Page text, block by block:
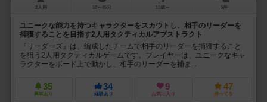
2人用 10～45分 10歳～ 6件
ユニークな能力を持つキャラクターをスカウトし、相手のリーダーを
捕獲することを目指す2人用タクティカルアブストラクト
『リーダーズ』は、編成したチームで相手のリーダーを捕獲すること
を狙う2人用タクティカルゲームです。プレイヤーは、ユニークなキャ
ラクターをボード上で動かし、相手のリーダーを捕ま...
35
興味あり
34
経験あり
9
お気に入り
47
持ってる